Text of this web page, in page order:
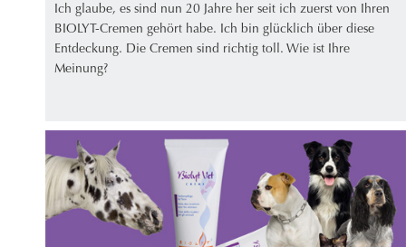
Ich glaube, es sind nun 20 Jahre her seit ich zuerst von Ihren
BIOLYT-Cremen gehört habe. Ich bin glücklich über diese
Entdeckung. Die Cremen sind richtig toll. Wie ist Ihre
Meinung?